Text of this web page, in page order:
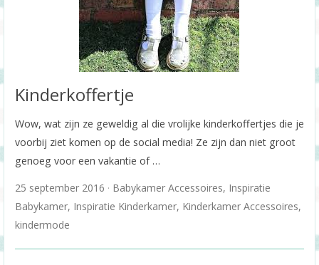
Kinderkoffertje
Wow, wat zijn ze geweldig al die vrolijke kinderkoffertjes die je
voorbij ziet komen op de social media! Ze zijn dan niet groot
genoeg voor een vakantie of …
25 september 2016
Babykamer Accessoires, Inspiratie
Babykamer, Inspiratie Kinderkamer, Kinderkamer Accessoires,
kindermode